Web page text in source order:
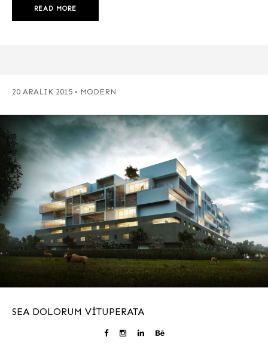
READ MORE
20 ARALIK 2015 - MODERN
SEA DOLORUM VITUPERATA
Mauris non ligula suscipit, vulputate mi accumsan, dapibus